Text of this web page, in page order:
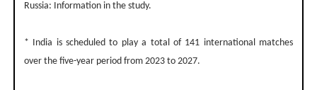
Russia: Information in the study.
* India is scheduled to play a total of 141 international matches
over the five-year period from 2023 to 2027.